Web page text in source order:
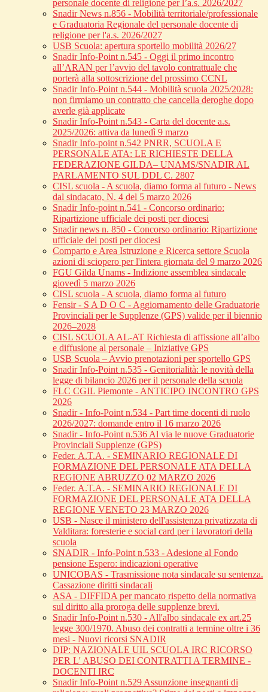
personale docente di religione per l’a.s. 2026/2027
Snadir News n.856 - Mobilità territoriale/professionale
e Graduatoria Regionale del personale docente di
religione per l'a.s. 2026/2027
USB Scuola: apertura sportello mobilità 2026/27
Snadir Info-Point n.545 - Oggi il primo incontro
all’ARAN per l’avvio del tavolo contrattuale che
porterà alla sottoscrizione del prossimo CCNL
Snadir Info-Point n.544 - Mobilità scuola 2025/2028:
non firmiamo un contratto che cancella deroghe dopo
averle già applicate
Snadir Info-Point n.543 - Carta del docente a.s.
2025/2026: attiva da lunedì 9 marzo
Snadir Info-point n.542 PNRR, SCUOLA E
PERSONALE ATA: LE RICHIESTE DELLA
FEDERAZIONE GILDA– UNAMS/SNADIR AL
PARLAMENTO SUL DDL C. 2807
CISL scuola - A scuola, diamo forma al futuro - News
dal sindacato, N. 4 del 5 marzo 2026
Snadir Info-point n.541 - Concorso ordinario:
Ripartizione ufficiale dei posti per diocesi
Snadir news n. 850 - Concorso ordinario: Ripartizione
ufficiale dei posti per diocesi
Comparto e Area Istruzione e Ricerca settore Scuola
azioni di sciopero per l'intera giornata del 9 marzo 2026
FGU Gilda Unams - Indizione assemblea sindacale
giovedì 5 marzo 2026
CISL scuola - A scuola, diamo forma al futuro
Fensir - S A D O C - Aggiornamento delle Graduatorie
Provinciali per le Supplenze (GPS) valide per il biennio
2026–2028
CISL SCUOLA AL-AT Richiesta di affissione all’albo
e diffusione al personale – Iniziative GPS
USB Scuola – Avvio prenotazioni per sportello GPS
Snadir Info-Point n.535 - Genitorialità: le novità della
legge di bilancio 2026 per il personale della scuola
FLC CGIL Piemonte - ANTICIPO INCONTRO GPS
2026
Snadir - Info-Point n.534 - Part time docenti di ruolo
2026/2027: domande entro il 16 marzo 2026
Snadir - Info-Point n.536 Al via le nuove Graduatorie
Provinciali Supplenze (GPS)
Feder. A.T.A. - SEMINARIO REGIONALE DI
FORMAZIONE DEL PERSONALE ATA DELLA
REGIONE ABRUZZO 02 MARZO 2026
Feder. A.T.A. - SEMINARIO REGIONALE DI
FORMAZIONE DEL PERSONALE ATA DELLA
REGIONE VENETO 23 MARZO 2026
USB - Nasce il ministero dell'assistenza privatizzata di
Valditara: foresterie e social card per i lavoratori della
scuola
SNADIR - Info-Point n.533 - Adesione al Fondo
pensione Espero: indicazioni operative
UNICOBAS - Trasmissione nota sindacale su sentenza.
Cassazione diritti sindacali
ASA - DIFFIDA per mancato rispetto della normativa
sul diritto alla proroga delle supplenze brevi.
Snadir Info-Point n.530 - All'albo sindacale ex art.25
legge 300/1970. Abuso dei contratti a termine oltre i 36
mesi - Nuovi ricorsi SNADIR
DIP: NAZIONALE UIL SCUOLA IRC RICORSO
PER L' ABUSO DEI CONTRATTI A TERMINE -
DOCENTI IRC
Snadir Info-Point n.529 Assunzione insegnanti di